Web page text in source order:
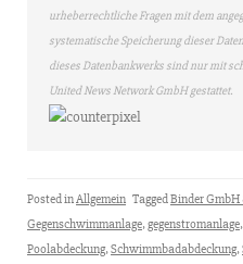
urheberrechtliche Fragen mit dem
systematische Speicherung dieser
dieses Datenbankwerks sind nur mit
United News Network GmbH gestattet.
Posted inAllgemein TaggedBinder GmbH
Gegenschwimmanlage,gegenstromanlage,
Poolabdeckung,Schwimmbadabdeckung,